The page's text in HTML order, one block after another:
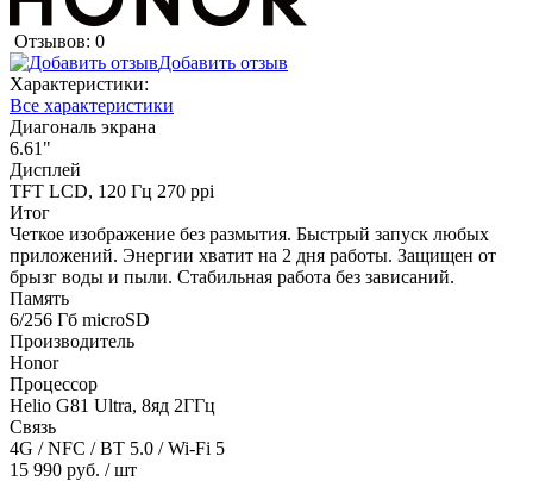
Отзывов: 0
Добавить отзыв
Характеристики:
Все характеристики
Диагональ экрана
6.61"
Дисплей
TFT LCD, 120 Гц 270 ppi
Итог
Четкое изображение без размытия. Быстрый запуск любых
приложений. Энергии хватит на 2 дня работы. Защищен от
брызг воды и пыли. Стабильная работа без зависаний.
Память
6/256 Гб microSD
Производитель
Honor
Процессор
Helio G81 Ultra, 8яд 2ГГц
Связь
4G / NFC / BT 5.0 / Wi-Fi 5
15 990 руб. / шт